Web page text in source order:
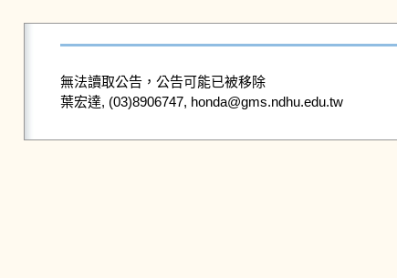
無法讀取公告，公告可能已被移除
葉宏達, (03)8906747, honda@gms.ndhu.edu.tw